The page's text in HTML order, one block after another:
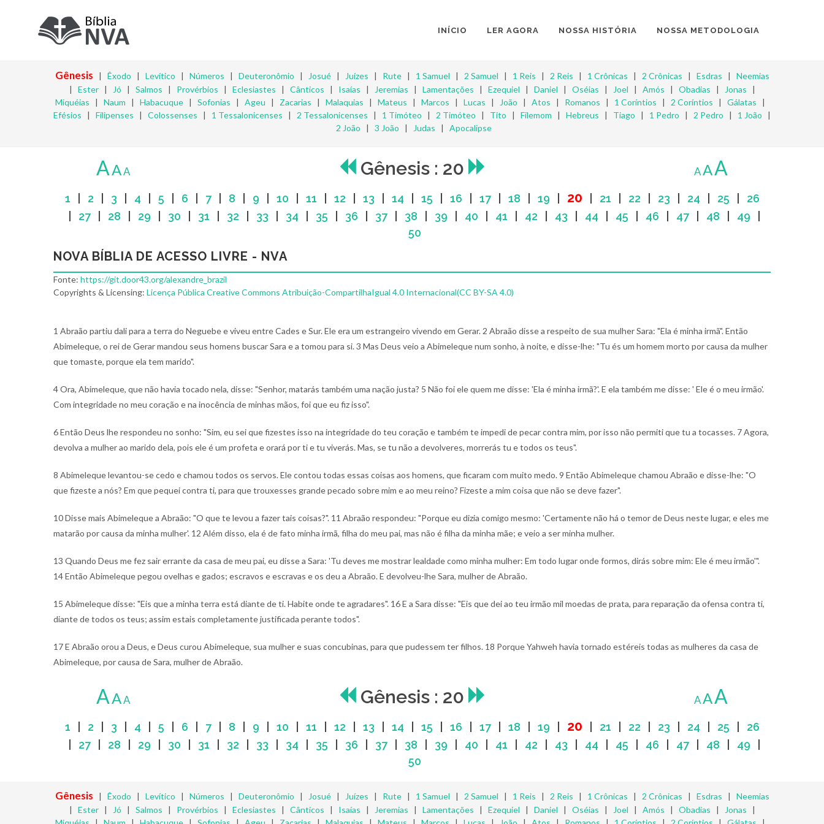
INÍCIO LER AGORA NOSSA HISTÓRIA NOSSA METODOLOGIA
Gênesis | Êxodo | Levítico | Números | Deuteronômio | Josué| Juízes | Rute| 1 Samuel | 2 Samuel | 1 Reis | 2 Reis | 1 Crônicas | 2 Crônicas | Esdras | Neemias
| Ester| Jó | Salmos | Provérbios | Eclesiastes | Cânticos | Isaías | Jeremias | Lamentações | Ezequiel | Daniel | Oséias | Joel | Amós | Obadias | Jonas |
Miquéias | Naum | Habacuque | Sofonias | Ageu | Zacarias | Malaquias | Mateus | Marcos | Lucas | João | Atos | Romanos | 1 Coríntios | 2 Coríntios | Gálatas |
Efésios | Filipenses | Colossenses | 1 Tessalonicenses | 2 Tessalonicenses | 1 Timóteo | 2 Timóteo | Tito | Filemom | Hebreus | Tiago | 1 Pedro | 2 Pedro | 1 João |
2 João | 3 João | Judas | Apocalipse
AAA Gênesis : 20 AAA
1 2 3 4 5 6 7| 8 9 10 11 12 13 14 15 16 17| 18 19 20 21 22 23 24 25
26
27| 28 29 30 31 32 33 34 35 36 37| 38 39 40 41 42 43 44 45 46 47| 48 49
50
NOVA BÍBLIA DE ACESSO LIVRE - NVA
Fonte: https://git.door43.org/alexandre_brazil
Copyrights & Licensing: Licença Pública Creative Commons Atribuição-CompartilhaIgual 4.0 Internacional(CC BY-SA 4.0)
1 Abraão partiu dali para a terra do Neguebe e viveu entre Cades e Sur. Ele era um estrangeiro vivendo em Gerar. 2 Abraão disse a respeito de sua mulher Sara: "Ela é minha irmã". Então
Abimeleque, o rei de Gerar mandou seus homens buscar Sara e a tomou para si.3 Mas Deus veio a Abimeleque num sonho, à noite, e disse-lhe: "Tu és um homem morto por causa da mulher
que tomaste, porque ela tem marido".
4 Ora, Abimeleque, que não havia tocado nela, disse: "Senhor, matarás também uma nação justa? 5 Não foi ele quem me disse: 'Ela é minha irmã?'. E ela também me disse: ' Ele é o meu irmão'.
Com integridade no meu coração e na inocência de minhas mãos, foi que eu fiz isso".
6 Então Deus lhe respondeu no sonho: "Sim, eu sei que fizestes isso na integridade do teu coração e também te impedi de pecar contra mim, por isso não permiti que tu a tocasses. 7 Agora,
devolva a mulher ao marido dela, pois ele é um profeta e orará por ti e tu viverás. Mas, se tu não a devolveres, morrerás tu e todos os teus".
8 Abimeleque levantou-se cedo e chamou todos os servos. Ele contou todas essas coisas aos homens, que ficaram com muito medo.9 Então Abimeleque chamou Abraão e disse-lhe: "O
que fizeste a nós? Em que pequei contra ti, para que trouxesses grande pecado sobre mim e ao meu reino? Fizeste a mim coisa que não se deve fazer".
10 Disse mais Abimeleque a Abraão: "O que te levou a fazer tais coisas?". 11 Abraão respondeu: "Porque eu dizia comigo mesmo: 'Certamente não há o temor de Deus neste lugar, e eles me
matarão por causa da minha mulher'. 12 Além disso, ela é de fato minha irmã, filha do meu pai, mas não é filha da minha mãe; e veio a ser minha mulher.
13 Quando Deus me fez sair errante da casa de meu pai, eu disse a Sara: 'Tu deves me mostrar lealdade como minha mulher: Em todo lugar onde formos, dirás sobre mim: Ele é meu irmão'".
14 Então Abimeleque pegou ovelhas e gados; escravos e escravas e os deu a Abraão. E devolveu-lhe Sara, mulher de Abraão.
15 Abimeleque disse: "Eis que a minha terra está diante de ti. Habite onde te agradares". 16 E a Sara disse: "Eis que dei ao teu irmão mil moedas de prata, para reparação da ofensa contra ti,
diante de todos os teus; assim estais completamente justificada perante todos".
17 E Abraão orou a Deus, e Deus curou Abimeleque, sua mulher e suas concubinas, para que pudessem ter filhos. 18 Porque Yahweh havia tornado estéreis todas as mulheres da casa de
Abimeleque, por causa de Sara, mulher de Abraão.
AAA Gênesis : 20 AAA
1 2 3 4 5 6 7| 8 9 10 11 12 13 14 15 16 17| 18 19 20 21 22 23 24 25
26
27| 28 29 30 31 32 33 34 35 36 37| 38 39 40 41 42 43 44 45 46 47| 48 49
50
Gênesis | Êxodo | Levítico | Números | Deuteronômio | Josué| Juízes | Rute| 1 Samuel | 2 Samuel | 1 Reis | 2 Reis | 1 Crônicas | 2 Crônicas | Esdras | Neemias
| Ester| Jó | Salmos | Provérbios | Eclesiastes | Cânticos | Isaías | Jeremias | Lamentações | Ezequiel | Daniel | Oséias | Joel | Amós | Obadias | Jonas |